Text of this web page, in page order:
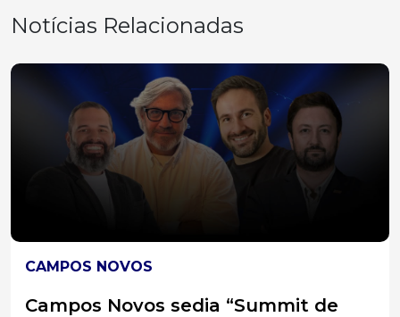
Notícias Relacionadas
CAMPOS NOVOS
Campos Novos sedia “Summit de